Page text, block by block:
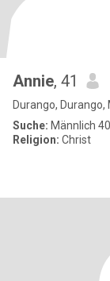
Annie, 41
Durango, Durango,
Suche: Männlich
Religion: Christ